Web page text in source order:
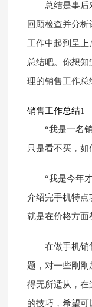
总结是事后
回顾检查并分析
工作中起到呈
总结吧。你想
理的销售工作总
销售工作总结1
“我是一名
只是看不买，如
“我是今年
介绍完手机特点
就是在价格方面
在做手机销
题，对一些刚
得无所适从，在
的技巧，希望可